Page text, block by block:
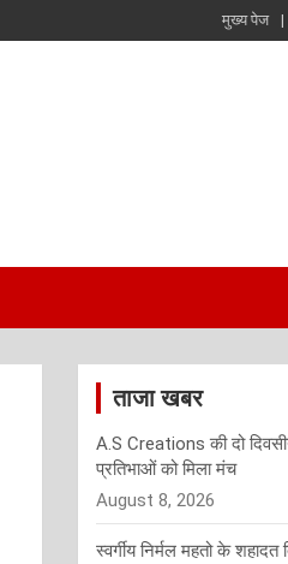
मुख्य पेज
ताजा खबर
A.S Creations की दो
प्रतिभाओं को मिला मंच
August 8, 2026
स्वर्गीय निर्मल महतो के